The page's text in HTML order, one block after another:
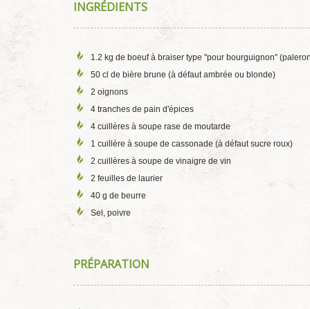
INGRÉDIENTS
1.2 kg de boeuf à braiser type "pour bourguignon"
50 cl de bière brune (à défaut ambrée ou blonde)
2 oignons
4 tranches de pain d'épices
4 cuillères à soupe rase de moutarde
1 cuillère à soupe de cassonade (à défaut sucre roux)
2 cuillères à soupe de vinaigre de vin
2 feuilles de laurier
40 g de beurre
Sel, poivre
PRÉPARATION